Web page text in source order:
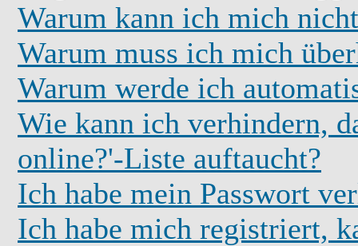
Warum kann ich mich
Warum muss ich mich
Warum werde ich
Wie kann ich verhindern,
online?'-Liste auftaucht?
Ich habe mein Passwort
Ich habe mich registriert,